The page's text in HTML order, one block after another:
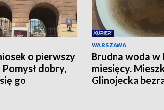
o pierwszy
dobry,
go
WARSZAWA
Brudna woda w
miesięcy.
Glinojecka